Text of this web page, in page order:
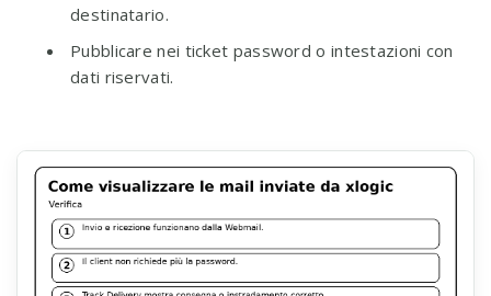
destinatario.
Pubblicare nei ticket password o intestazioni con
dati riservati.